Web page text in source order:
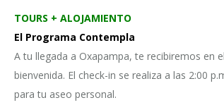
TOURS + ALOJAMIENTO
El Programa Contempla
A tu llegada a Oxapampa, te recibiremos en
bienvenida. El check-in se realiza a las 2:00
para tu aseo personal.